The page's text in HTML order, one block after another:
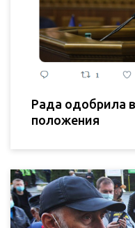
Рада одобрила
положения